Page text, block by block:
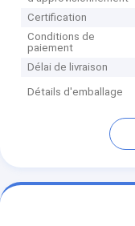
Certification
Conditions de
paiement
Délai de livraison
Détails d'emballage